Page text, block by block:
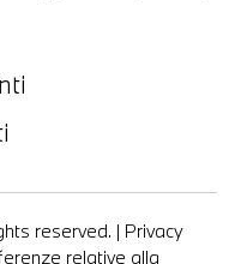
reserved. | Privacy
relative alla